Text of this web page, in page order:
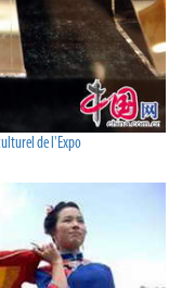
de l'Expo